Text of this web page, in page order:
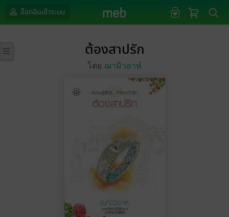
ล็อกอินเข้าระบบ
ต้องสาปรัก
โดย ฌามิวอาห์